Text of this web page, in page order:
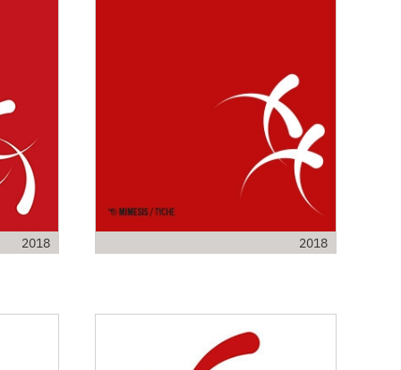
2018 2018